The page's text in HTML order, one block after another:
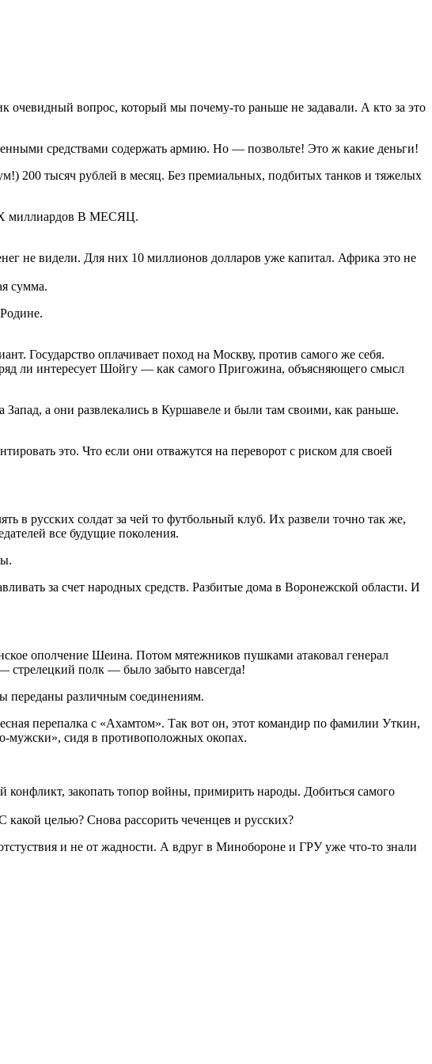
очевидный вопрос, который мы почему-то раньше не задавали. А кто за это
средствами содержать армию. Но — позвольте! Это ж какие деньги!
200 тысяч рублей в месяц. Без премиальных, подбитых танков и тяжелых
миллиардов В МЕСЯЦ.
не видели. Для них 10 миллионов долларов уже капитал. Африка это не
сумма.
Государство оплачивает поход на Москву, против самого же себя.
ли интересует Шойгу — как самого Пригожина, объясняющего смысл
а они развлекались в Куршавеле и были там своими, как раньше.
это. Что если они отважутся на переворот с риском для своей
в русских солдат за чей то футбольный клуб. Их развели точно так же,
все будущие поколения.
за счет народных средств. Разбитые дома в Воронежской области. И
ополчение Шеина. Потом мятежников пушками атаковал генерал
стрелецкий полк — было забыто навсегда!
переданы различным соединениям.
перепалка с «Ахамтом». Так вот он, этот командир по фамилии Уткин,
мужски», сидя в противоположных окопах.
закопать топор войны, примирить народы. Добиться самого
какой целью? Снова рассорить чеченцев и русских?
и не от жадности. А вдруг в Минобороне и ГРУ уже что-то знали